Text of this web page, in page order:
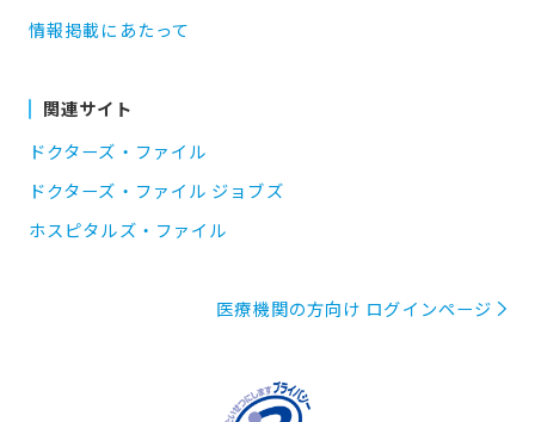
情報掲載にあたって
関連サイト
ドクターズ・ファイル
ドクターズ・ファイル ジョブズ
ホスピタルズ・ファイル
医療機関の方向け ログインページ